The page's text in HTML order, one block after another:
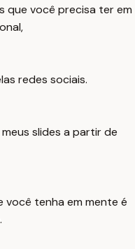
que você precisa ter em
redes sociais.
slides a partir de
você tenha em mente é